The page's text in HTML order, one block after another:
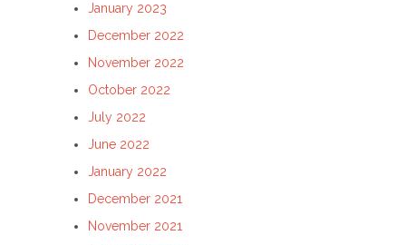
January 2023
December 2022
November 2022
October 2022
July 2022
June 2022
January 2022
December 2021
November 2021